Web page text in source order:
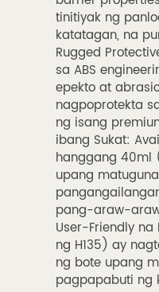
tinitiyak ng
katatagan, na
Rugged
sa ABS
epekto at
nagpoprotekta
ng isang
ibang Sukat:
hanggang 40ml
upang
pang-araw-
User-Friendly
ng H135) ay
ng bote upang
pagpapabuti ng